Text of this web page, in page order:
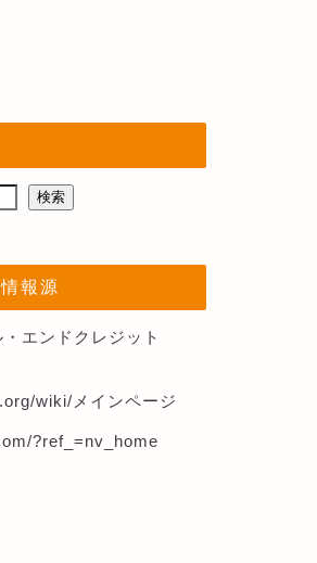
検索
報源
エンドクレジット
wiki/メインページ
?ref_=nv_home